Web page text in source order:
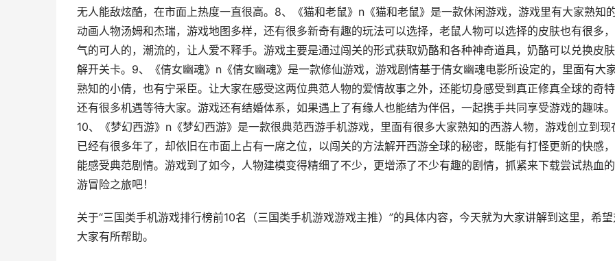
无人能敌炫酷，在市面上热度一直很高。8、《猫和老鼠》n《猫和老鼠》是一款休闲游戏，游戏里有大家熟知
动画人物汤姆和杰瑞，游戏地图多样，还有很多新奇有趣的玩法可以选择，老鼠人物可以选择的皮肤也有很多
气的可人的，潮流的，让人爱不释手。游戏主要是通过闯关的形式获取奶酪和各种神奇道具，奶酪可以兑换皮
解开关卡。9、《倩女幽魂》n《倩女幽魂》是一款修仙游戏，游戏剧情基于倩女幽魂电影所设定的，里面有大
熟知的小倩，也有宁采臣。让大家在感受这两位典范人物的爱情故事之外，还能切身感受到真正修真全球的奇特
还有很多机遇等待大家。游戏还有结婚体系，如果遇上了有缘人也能结为伴侣，一起携手共同享受游戏的趣味。
10、《梦幻西游》n《梦幻西游》是一款很典范西游手机游戏，里面有很多大家熟知的西游人物，游戏创立到现
已经有很多年了，却依旧在市面上占有一席之位，以闯关的方法解开西游全球的秘密，既能有打怪更新的快感
能感受典范剧情。游戏到了如今，人物建模变得精细了不少，更增添了不少有趣的剧情，抓紧来下载尝试热血
游冒险之旅吧！
关于“三国类手机游戏排行榜前10名（三国类手机游戏游戏主推）”的具体内容，今天就为大家讲解到这里，希
大家有所帮助。